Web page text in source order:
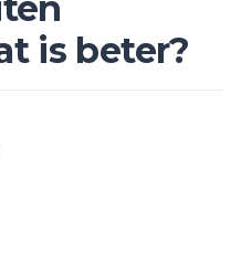
is beter?